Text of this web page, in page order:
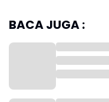
BACA JUGA :